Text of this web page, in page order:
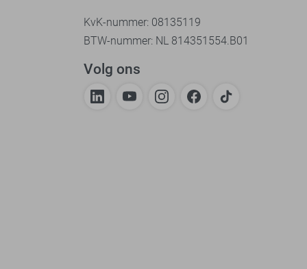
KvK-nummer: 08135119
BTW-nummer: NL 814351554.B01
Volg ons